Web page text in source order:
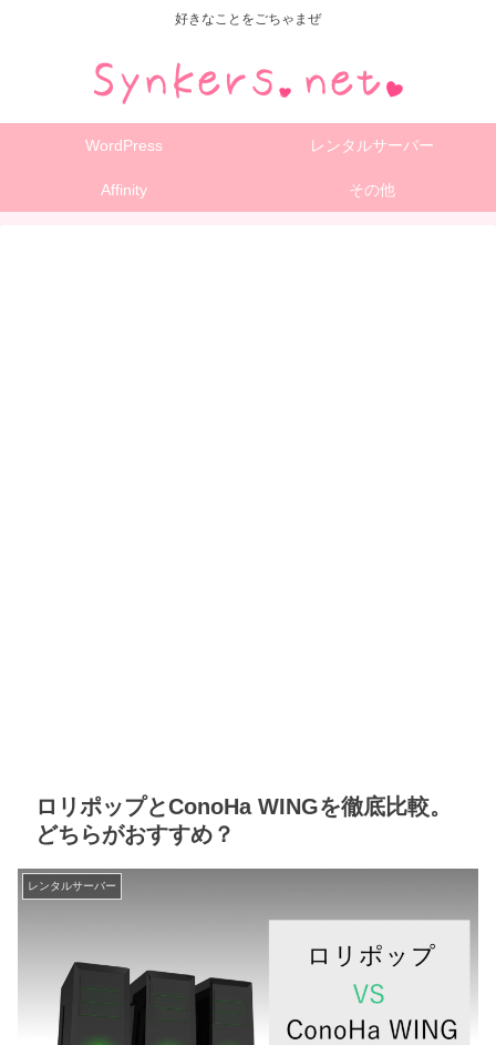
好きなことをごちゃまぜ
WordPress レンタルサーバー
Affinity その他
ロリポップとConoHa WINGを徹底比較。
どちらがおすすめ？
レンタルサーバー